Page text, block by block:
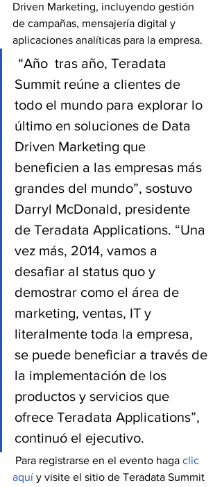
Driven Marketing, incluyendo gestión
de campañas, mensajería digital y
aplicaciones analíticas para la empresa.
Summit reúne a clientes de
todo el mundo para explorar lo
último en soluciones de Data
Driven Marketing que
beneficien a las empresas más
grandes del mundo”, sostuvo
Darryl McDonald, presidente
de Teradata Applications. “Una
vez más, 2014, vamos a
desafiar al status quo y
demostrar como el área de
marketing, ventas, IT y
literalmente toda la empresa,
se puede beneficiar a través de
la implementación de los
productos y servicios que
ofrece Teradata Applications”,
continuó el ejecutivo.
Para registrarse en el evento haga clic
aquí y visite el sitio de Teradata Summit